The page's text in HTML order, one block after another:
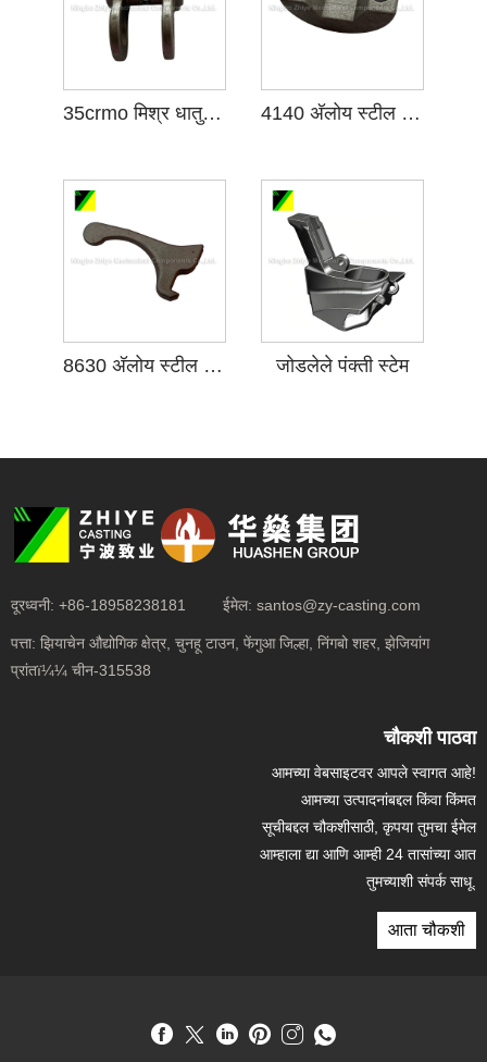
35crmo मिश्र धातु स्टील कास्टिंग 4140 अ‍ॅलोय स्टील कास्टिंग
8630 अ‍ॅलोय स्टील कास्टिंग जोडलेले पंक्ती स्टेम
दूरध्वनी: +86-18958238181 ईमेल: santos@zy-casting.com
पत्ता: झियाचेन औद्योगिक क्षेत्र, चुनहू टाउन, फेंगुआ जिल्हा, निंगबो शहर, झेजियांग
प्रांतï¼¼ चीन-315538
चौकशी पाठवा
आमच्या वेबसाइटवर आपले स्वागत आहे!
आमच्या उत्पादनांबद्दल किंवा किंमत
सूचीबद्दल चौकशीसाठी, कृपया तुमचा ईमेल
आम्हाला द्या आणि आम्ही 24 तासांच्या आत
तुमच्याशी संपर्क साधू.
आता चौकशी